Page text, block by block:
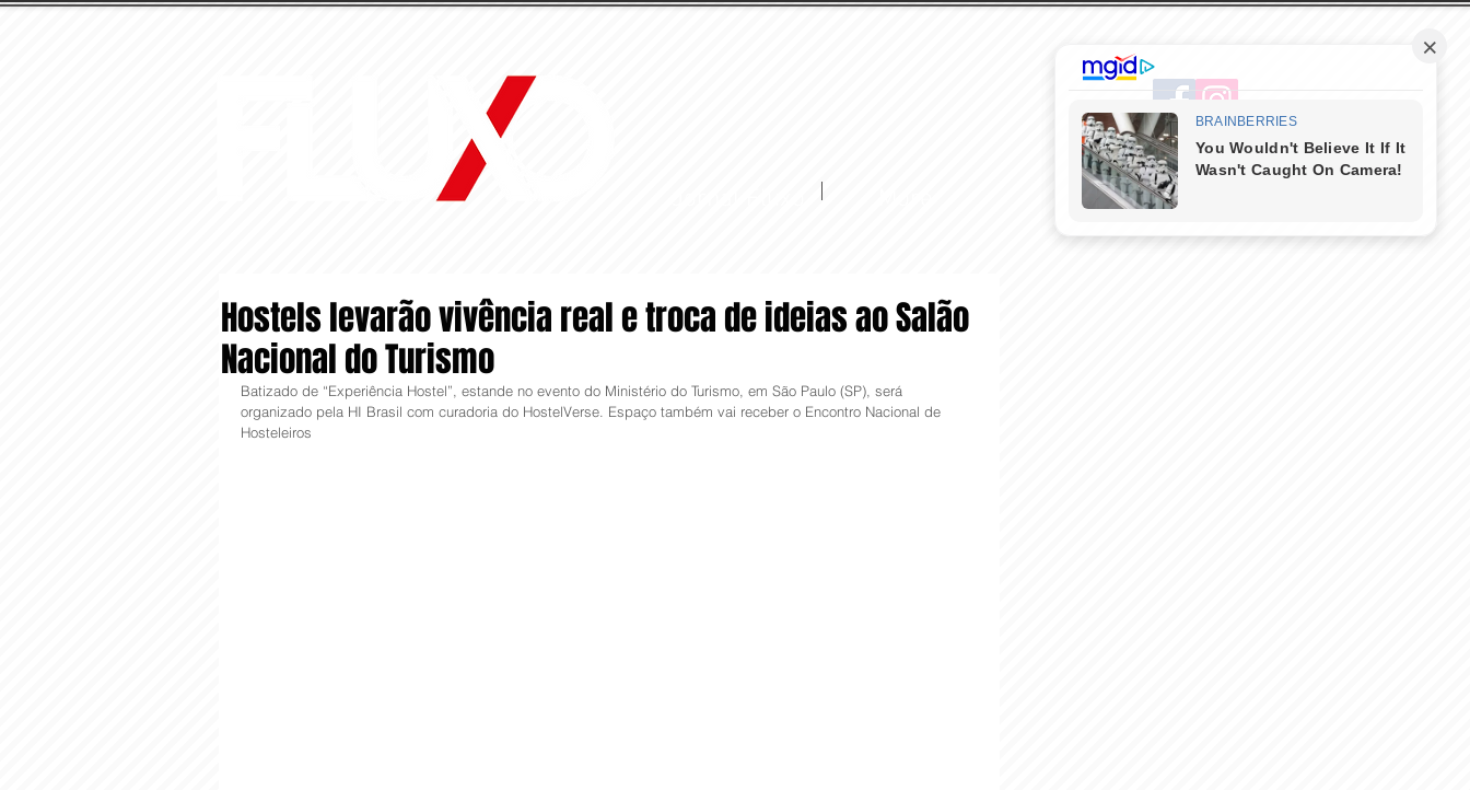
Hostels levarão vivência real e troca de ideias ao Salão
Nacional do Turismo
Batizado de “Experiência Hostel”, estande no evento do Ministério do Turismo, em São Paulo (SP), será
organizado pela HI Brasil com curadoria do HostelVerse. Espaço também vai receber o Encontro Nacional de
Hosteleiros